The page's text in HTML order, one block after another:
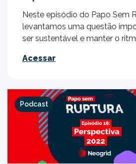
Neste episódio do Papo Sem
levantamos uma questão
ser sustentável e manter o
Acessar
Podcast